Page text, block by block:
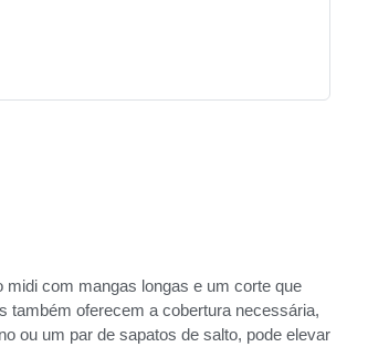
com mangas longas e um corte que
também oferecem a cobertura necessária,
ou um par de sapatos de salto, pode elevar